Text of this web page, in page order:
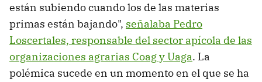
están subiendo cuando los de las materias
primas están bajando", señalaba Pedro
Loscertales, responsable del sector apícola de las
organizaciones agrarias Coag y Uaga. La
polémica sucede en un momento en el que se ha